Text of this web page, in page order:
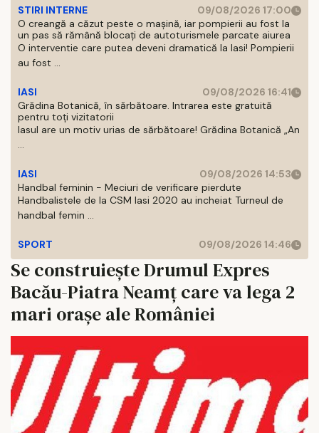
STIRI INTERNE
09/08/2026 17:00
O creangă a căzut peste o mașină, iar pompierii au fost la
un pas să rămână blocați de autoturismele parcate aiurea
O interventie care putea deveni dramatică la Iasi! Pompierii
au fost ...
IASI
09/08/2026 16:41
Grădina Botanică, în sărbătoare. Intrarea este gratuită
pentru toți vizitatorii
Iasul are un motiv urias de sărbătoare! Grădina Botanică „An
...
IASI
09/08/2026 14:53
Handbal feminin - Meciuri de verificare pierdute
Handbalistele de la CSM Iasi 2020 au incheiat Turneul de
handbal femin ...
SPORT 09/08/2026 14:46
Se construiește Drumul Expres
Bacău-Piatra Neamţ care va lega 2
mari orașe ale României